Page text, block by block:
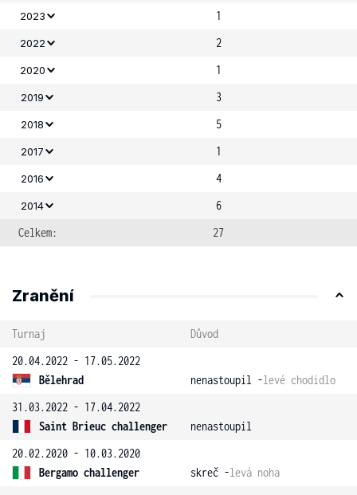
2023 1
2022 2
2020 1
2019 3
2018 5
2017 1
2016 4
2014
6
Celkem:
27
Zranění
Turnaj
Důvod
20.04.2022 - 17.05.2022
Bělehrad
nenastoupil -levé chodidlo
31.03.2022 - 17.04.2022
Saint Brieuc challenger
nenastoupil
20.02.2020 - 10.03.2020
Bergamo challenger
skreč -levá noha